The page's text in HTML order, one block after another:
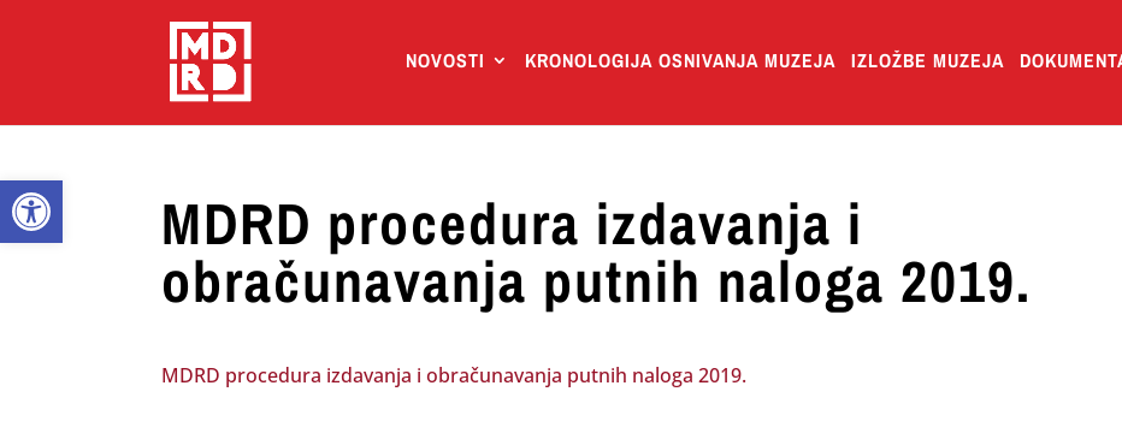
Open toolbar
NOVOSTI KRONOLOGIJA OSNIVANJA MUZEJA IZLOŽBE MUZEJA
MDRD procedura izdavanja i
obračunavanja putnih naloga 2019.
MDRD procedura izdavanja i obračunavanja putnih naloga 2019.